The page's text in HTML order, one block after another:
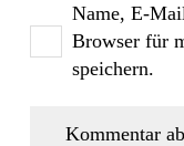
Name, E-
Browser für
speichern.
Kommentar